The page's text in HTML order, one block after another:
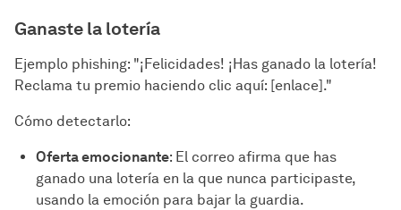
Ganaste la lotería
Ejemplo phishing: "¡Felicidades! ¡Has ganado la lotería!
Reclama tu premio haciendo clic aquí: [enlace]."
Cómo detectarlo:
Oferta emocionante: El correo afirma que has
ganado una lotería en la que nunca participaste,
usando la emoción para bajar la guardia.